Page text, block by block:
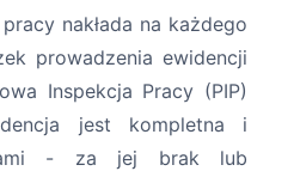
nakłada na każdego
prowadzenia ewidencji
Inspekcja Pracy (PIP)
jest kompletna i
- za jej brak lub